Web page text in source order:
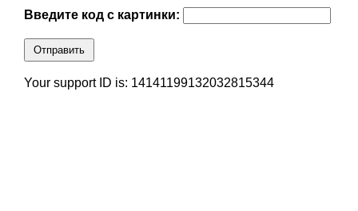
Введите код с картинки:
Отправить
Your support ID is: 14141199132032815344